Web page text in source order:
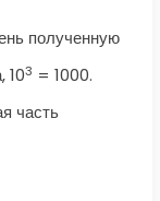
полученную
103 = 1000.
часть